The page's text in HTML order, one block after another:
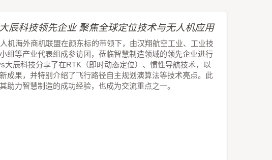
辰科技领先企业 聚焦全球定位技术与无人机应用
机海外商机联盟在颜东标的带领下，由汉翔航空工业、工业技
组等产业代表组成参访团，莅临智慧制造领域的领先企业进行
大辰科技分享了在RTK（即时动态定位）、惯性导航技术，以
成果，并特别介绍了飞行路径自主规划演算法等技术亮点。此
助力智慧制造的成功经验，也成为交流重点之一。